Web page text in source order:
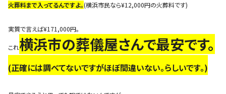
火葬料まで入ってるんですよ。(横浜市民なら¥12,000円の火葬料です)
実質で言えば¥171,000円。
これ横浜市の葬儀屋さんで最安です。
(正確には調べてないですがほぼ間違いない。らしいです。)